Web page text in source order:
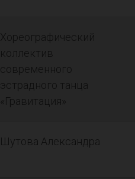
Хореографический
коллектив
современного
эстрадного танца
«Гравитация»
Шутова Александра